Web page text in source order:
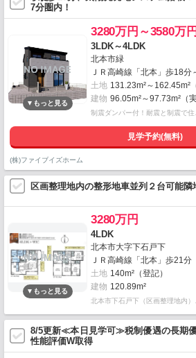
7分圏内！
3280万円～3580万円
3LDK～4LDK
北本市緑
ＪＲ高崎線「北本」歩18分
土地 131.23m²～162.45m²
建物 96.05m²～97.73m²（実
制震ダンパー付！耐震と制震で住
見学予約(無料)
(株)ファイブイズホーム
区画整理地内の整形地車並列２台可能隣
3280万円
4LDK
北本市大字下石戸下
ＪＲ高崎線「北本」歩21分
土地 140m²（登記）
建物 120.89m²
北本市下石戸下（区画整理地内）
8/5更新≪本日見学可≫税制優遇の長期
性能評価W取得